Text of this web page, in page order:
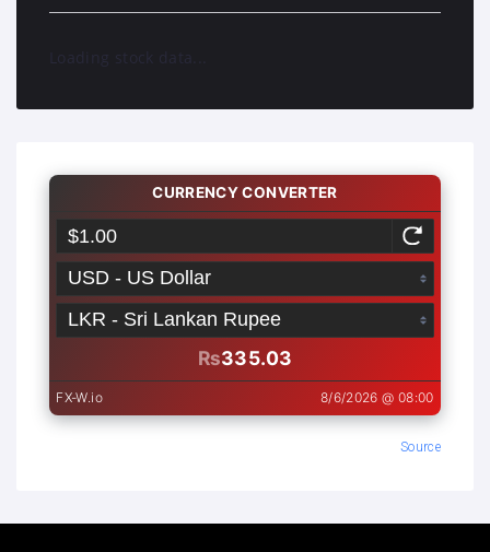
Loading stock data...
Source